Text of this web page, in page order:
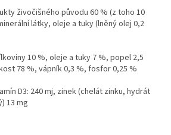
živočišného původu 60 % (z toho 10
látky, oleje a tuky (lněný olej 0,2
10 %, oleje a tuky 7 %, popel 2,5
78 %, vápník 0,3 %, fosfor 0,25 %
D3: 240 mj, zinek (chelát zinku, hydrát
13 mg